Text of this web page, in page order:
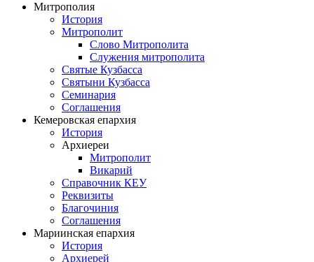
Митрополия
История
Митрополит
Слово Митрополита
Служения митрополита
Святые Кузбасса
Святыни Кузбасса
Семинария
Соглашения
Кемеровская епархия
История
Архиереи
Митрополит
Викарий
Справочник КЕУ
Реквизиты
Благочиния
Соглашения
Мариинская епархия
История
Архиерей